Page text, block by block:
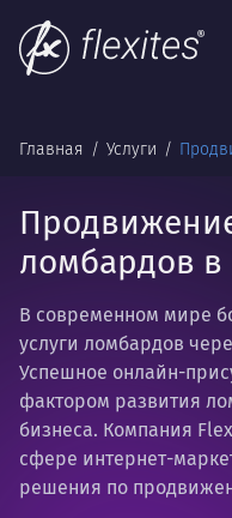
Главная Услуги
ломбардов в
В современном мире
услуги ломбардов
Успешное онлайн-
фактором развития
бизнеса. Компания
сфере интернет-
решения по